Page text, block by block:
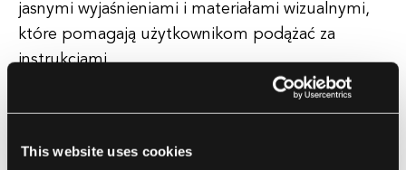
This website uses cookies
jasnymi wyjaśnieniami i materiałami wizualnymi,
które pomagają użytkownikom podążać za
instrukcjami.
Mogą być dostępne w różnych formatach, takich
webinaria lub interaktywne pokazy. Dzięki